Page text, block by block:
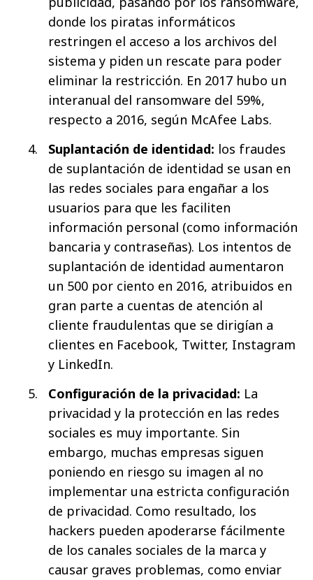
donde los piratas informáticos
restringen el acceso a los archivos del
sistema y piden un rescate para poder
eliminar la restricción. En 2017 hubo un
interanual del ransomware del 59%,
respecto a 2016, según McAfee Labs.
Suplantación de identidad: los fraudes
de suplantación de identidad se usan en
las redes sociales para engañar a los
usuarios para que les faciliten
información personal (como información
bancaria y contraseñas). Los intentos de
suplantación de identidad aumentaron
un 500 por ciento en 2016, atribuidos en
gran parte a cuentas de atención al
cliente fraudulentas que se dirigían a
clientes en Facebook, Twitter, Instagram
y LinkedIn.
Configuración de la privacidad: La
privacidad y la protección en las redes
sociales es muy importante. Sin
embargo, muchas empresas siguen
poniendo en riesgo su imagen al no
implementar una estricta configuración
de privacidad. Como resultado, los
hackers pueden apoderarse fácilmente
de los canales sociales de la marca y
causar graves problemas, como enviar